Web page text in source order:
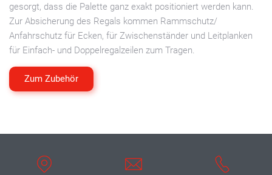
gesorgt, dass die Palette ganz exakt positioniert werden kann.
Zur Absicherung des Regals kommen Rammschutz/
Anfahrschutz für Ecken, für Zwischenständer und Leitplanken
für Einfach- und Doppelregalzeilen zum Tragen.
Zum Zubehör